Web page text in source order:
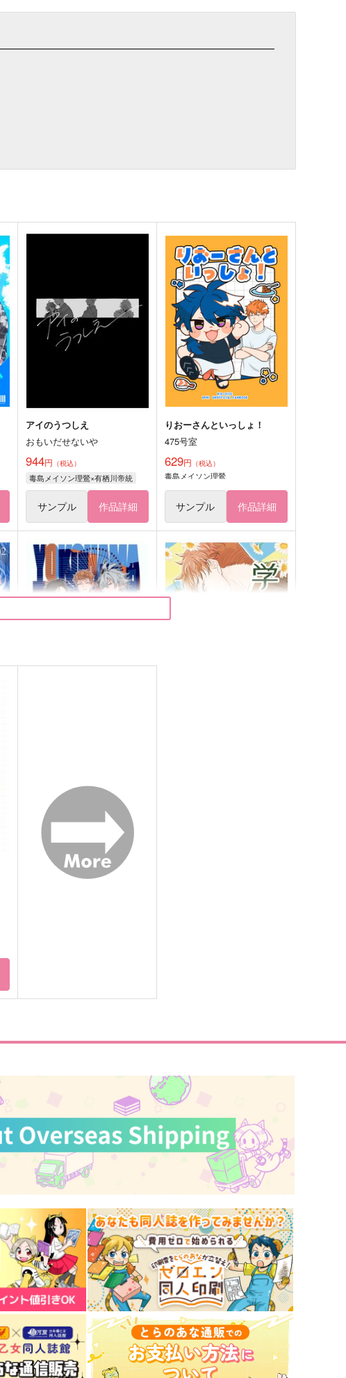
アイのうつしえ
おもいだせないや
944円 （税込）
毒島メイソン理鶯×有栖川帝統
サンプル 作品詳細
りおーさんといっしょ！
475号室
629円 （税込）
毒島メイソン理鶯
サンプル 作品詳細
毒島メイソン理鶯
サンプル 作品詳細
サンプル 作品詳細
944円
碧棺左馬刻×入間銃兎
サンプル 作品詳細